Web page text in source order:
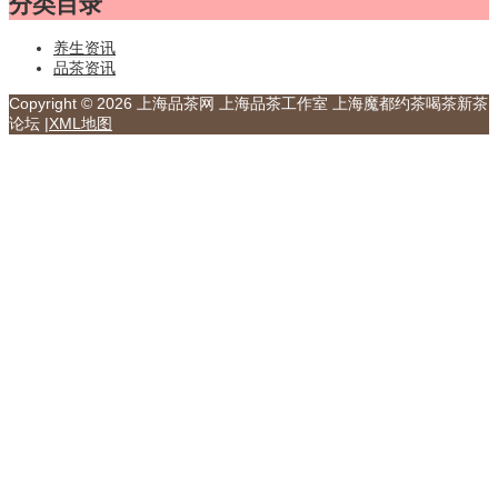
养生资讯
品茶资讯
Copyright © 2026 上海品茶网 上海品茶工作室 上海魔都约茶喝茶新茶
论坛 |XML地图